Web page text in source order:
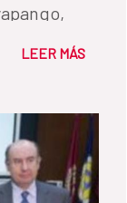
LEER MÁS